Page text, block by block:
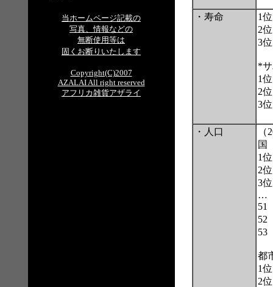
当ホームページ記載の
写真、情報などの
無断使用等は
固くお断りいたします
Copyright(C)2007
AZALAI All right reserved
アフリカ雑貨アザライ
・寿命
1
2
3
*
1
2
3
・人口
国
1
2
3
…
51
52
53
都
1
2